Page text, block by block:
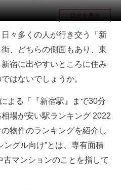
目次を表示
々多くの人が行き交う「新
、どちらの側面もあり、東
宿に出やすいところに住み
はないでしょうか。
よる「『新宿駅』まで30分
場が安い駅ランキング 2022
物件のランキングを紹介し
ングル向け”とは、専有面積
マンションのことを指して